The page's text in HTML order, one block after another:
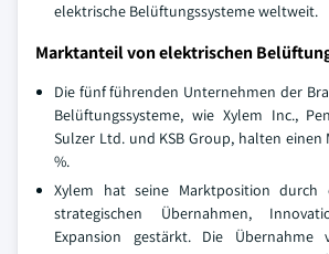
elektrische Belüftungssysteme weltweit.
Marktanteil von elektrischen
Die fünf führenden Unternehmen der
Belüftungssysteme, wie Xylem Inc.,
Sulzer Ltd. und KSB Group, halten einen
%.
Xylem hat seine Marktposition durch
strategischen Übernahmen,
Expansion gestärkt. Die Übernahme